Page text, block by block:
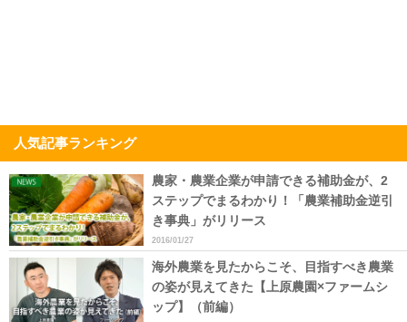
人気記事ランキング
農家・農業企業が申請できる補助金が、2
ステップでまるわかり！「農業補助金逆引
き事典」がリリース
2016/01/27
海外農業を見たからこそ、目指すべき農業
の姿が見えてきた【上原農園×ファームシ
ップ】（前編）